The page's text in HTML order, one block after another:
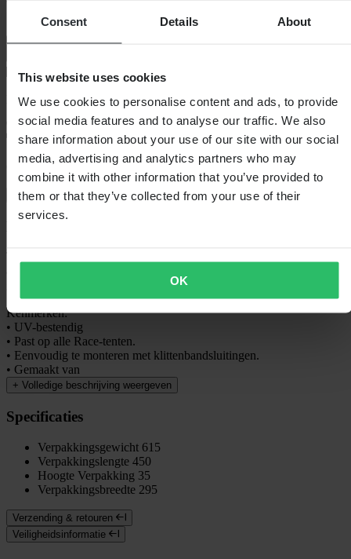
Consent Details About
This website uses cookies
We use cookies to personalise content and ads, to provide
social media features and to analyse our traffic. We also
share information about your use of our site with our social
media, advertising and analytics partners who may
combine it with other information that you’ve provided to
them or that they’ve collected from your use of their
services.
OK
Bezorging: 5–9 werkdagen
60 dagen retourrecht
Bekijk retourvoorwaarden
gewoon wat rust en stilte nodig heeft.
Kenmerken:
• UV-bestendig
• Past op alle Race-tenten.
• Eenvoudig te monteren met klittenbandsluitingen.
• Gemaakt van
+ Volledige beschrijving weergeven
Specificaties
Verpakkingsgewicht 615
Verpakkingslengte 450
Hoogte Verpakking 35
Verpakkingsbreedte 295
Verzending & retouren
Veiligheidsinformatie